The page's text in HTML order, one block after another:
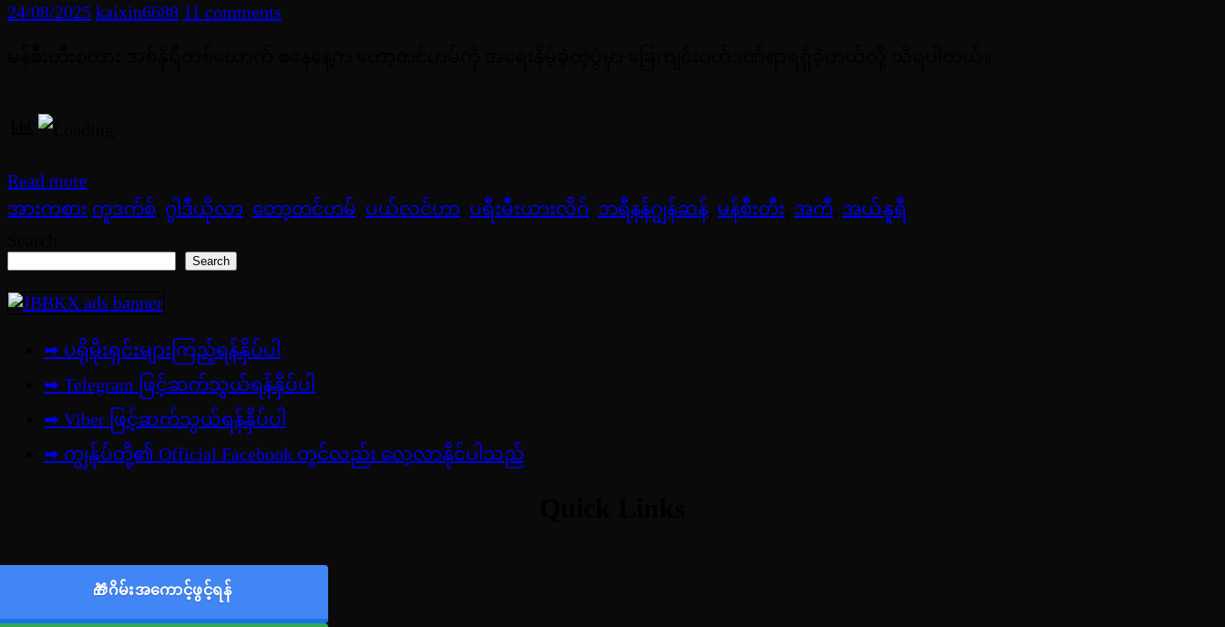
24/08/2025 kaixin6688 11 comments
Read more
အားကစား ကူဒက်စ် ဂွါဒီယိုလာ တော့တင်ဟမ် ပယ်လင်ဟာ ပရီးမီးယားလိဂ် ဘရီနန်ဂျွန်ဆန် မန်စီးတီး အကီ အယ်နူရီ
Search
➡ ပရိုမိုးရှင်းများကြည့်ရန်နှိပ်ပါ
➡ Telegram ဖြင့်ဆက်သွယ်ရန်နှိပ်ပါ
➡ Viber ဖြင့်ဆက်သွယ်ရန်နှိပ်ပါ
➡ ကျွန်ုပ်တို့၏ Official Facebook တွင်လည်း လေ့လာနိုင်ပါသည်
🎁ဂိမ်းအကောင့်ဖွင့်ရန်